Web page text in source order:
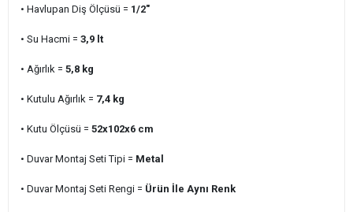
• Havlupan Diş Ölçüsü = 1/2"
• Su Hacmi = 3,9 lt
• Ağırlık = 5,8 kg
• Kutulu Ağırlık = 7,4 kg
• Kutu Ölçüsü = 52x102x6 cm
• Duvar Montaj Seti Tipi = Metal
• Duvar Montaj Seti Rengi = Ürün İle Aynı Renk